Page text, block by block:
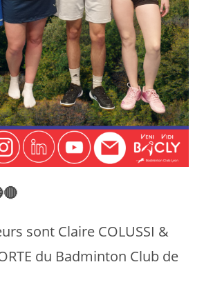
sont Claire COLUSSI &
du Badminton Club de